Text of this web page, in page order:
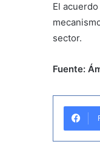
El
sector.
Fuente: